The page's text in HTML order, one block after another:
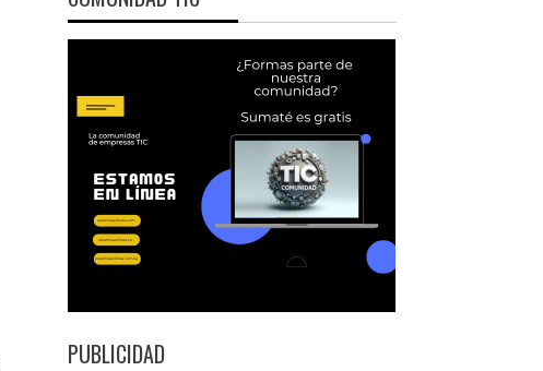
PUBLICIDAD